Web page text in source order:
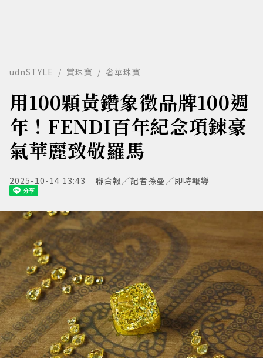
udnSTYLE 賞珠寶 奢華珠寶
用100顆黃鑽象徵品牌100週
年！FENDI百年紀念項鍊豪
氣華麗致敬羅馬
2025-10-14 13:43 聯合報／記者孫曼／即時報導